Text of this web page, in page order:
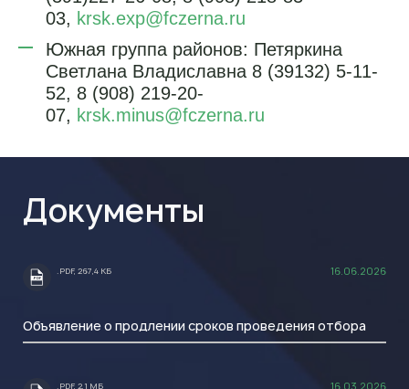
03, krsk.exp@fczerna.ru
Южная группа районов: Петяркина
Светлана Владиславна 8 (39132) 5-11-
52, 8 (908) 219-20-
07, krsk.minus@fczerna.ru
Документы
.PDF
.PDF, 267,4 КБ 16.06.2026
Объявление о продлении сроков проведения отбора
.PDF, 2,1 МБ 16.03.2026